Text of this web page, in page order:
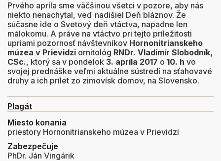
Prvého apríla sme väčšinou všetci v pozore, aby nás
niekto nenachytal, veď nadišiel Deň bláznov. Že
súčasne ide o Svetový deň vtáctva, napadne len
málokomu. A práve na vtáctvo pri tejto príležitosti
upriami pozornosť návštevníkov Hornonitrianskeho
múzea v Prievidzi ornitológ RNDr. Vladimír Slobodník,
CSc., ktorý sa v pondelok 3. apríla 2017 o 10. h vo
svojej prednáške veľmi aktuálne sústredí na sťahovavé
druhy a ich prílet zo zimovísk domov, na Slovensko.
Plagát
Miesto konania
priestory Hornonitrianskeho múzea v Prievidzi
Zabezpečuje
PhDr. Ján Vingárik